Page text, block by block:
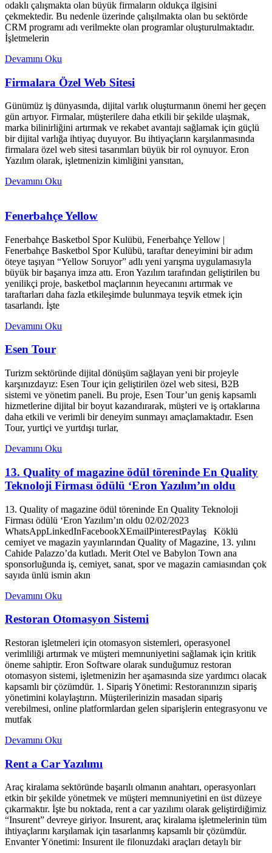
odaklı çalışmakta olan büyük firmaların oldukça ilgisini
çekmektedir. Bu nedenle üzerinde çalışılmakta olan bu sektörde
CRM programı adı verilmekte olan programlar oluşturulmaktadır.
İşletmelerin
Devamını Oku
Firmalara Özel Web Sitesi
Günümüz iş dünyasında, dijital varlık oluşturmanın önemi her geçen
gün artıyor. Firmalar, müşterilere daha etkili bir şekilde ulaşmak,
marka bilinirliğini artırmak ve rekabet avantajı sağlamak için güçlü
bir dijital varlığa ihtiyaç duyuyor. Bu ihtiyaçların karşılanmasında
firmalara özel web sitesi tasarımları büyük bir rol oynuyor. Eron
Yazılım olarak, işletmenizin kimliğini yansıtan,
Devamını Oku
Fenerbahçe Yellow
Fenerbahçe Basketbol Spor Kulübü, Fenerbahçe Yellow |
Fenerbahçe Basketbol Spor Kulübü, taraftar deneyimini bir adım
öteye taşıyan “Yellow Soruyor” adlı yeni yarışma uygulamasıyla
büyük bir başarıya imza attı. Eron Yazılım tarafından geliştirilen bu
yenilikçi proje, basketbol maçlarının heyecanını artırmak ve
taraftarları daha fazla etkileşimde bulunmaya teşvik etmek için
tasarlandı. İşte
Devamını Oku
Esen Tour
Turizm sektöründe dijital dönüşüm sağlayan yeni bir projeyle
karşınızdayız: Esen Tour için geliştirilen özel web sitesi, B2B
sistemi ve yönetim paneli. Bu proje, Esen Tour’un geniş kapsamlı
hizmetlerine dijital bir boyut kazandırarak, müşteri ve iş ortaklarına
daha etkili ve verimli bir deneyim sunmayı amaçlamaktadır. Esen
Tour, yurtiçi ve yurtdışı turlar,
Devamını Oku
13. Quality of magazine ödül töreninde En Quality
Teknoloji Firması ödülü ‘Eron Yazılım’ın oldu
13. Quality of magazine ödül töreninde En Quality Teknoloji
Firması ödülü ‘Eron Yazılım’ın oldu 02/02/2023
WhatsAppLinkedInFacebookXEmailPinterestPaylaş Köklü
cemiyet ve magazin yayınlarından Quality of Magazine, 13. yılını
Cahide Palazzo’da kutladı. Merit Otel ve Babylon Town ana
sponsorluğunda iş, cemiyet, sanat, spor ve magazin camiasından çok
sayıda ünlü ismin akın
Devamını Oku
Restoran Otomasyon Sistemi
Restoran işletmeleri için otomasyon sistemleri, operasyonel
verimliliği artırmak ve müşteri memnuniyetini sağlamak için kritik
öneme sahiptir. Eron Software olarak sunduğumuz restoran
otomasyon sistemi, işletmenizin her aşamasında size yardımcı olacak
kapsamlı bir çözümdür. 1. Sipariş Yönetimi: Restoranınızın sipariş
yönetimini kolaylaştırın. Müşterilerinizin masadan sipariş
verebilmesi, online platformlardan gelen siparişlerin entegrasyonu ve
mutfak
Devamını Oku
Rent a Car Yazılımı
Araç kiralama sektöründe başarılı olmanın anahtarı, operasyonları
etkin bir şekilde yönetmek ve müşteri memnuniyetini en üst düzeye
çıkarmaktır. İşte bu noktada, rent a car yazılımı olarak geliştirdiğimiz
“Insurent” devreye giriyor. Insurent, araç kiralama işletmelerinin tüm
ihtiyaçlarını karşılamak için tasarlanmış kapsamlı bir çözümdür.
Envanter Yönetimi: Insurent ile filonuzdaki araçları detaylı bir